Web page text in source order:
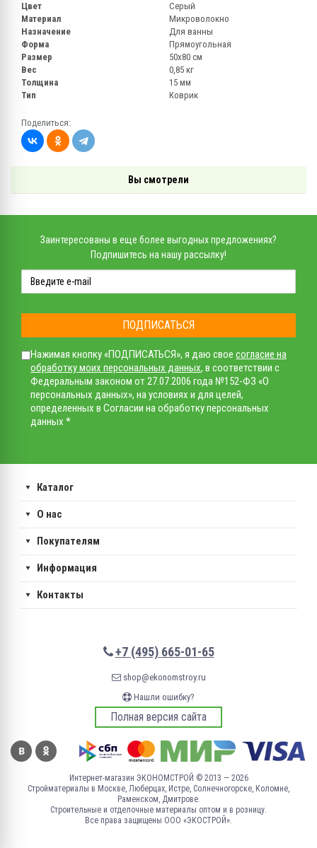
Цвет
Серый
Материал
Микроволокно
Назначение
Для ванны
Форма
Прямоугольная
Размер
50х80 см
Вес
0,85 кг
Толщина
15 мм
Тип
Коврик
Поделиться:
Вы смотрели
Заинтересованы в еще более выгодных предложениях?
Подпишитесь на нашу рассылку!
ПОДПИСАТЬСЯ
Нажимая кнопку «ПОДПИСАТЬСЯ», я даю свое согласие на
обработку моих персональных данных, в соответствии с
Федеральным законом от 27.07.2006 года №152-ФЗ «О
персональных данных», на условиях и для целей,
определенных в Согласии на обработку персональных
данных *
Каталог
О нас
Покупателям
Информация
Контакты
+7 (495) 665-01-65
shop@ekonomstroy.ru
Нашли ошибку?
Полная версия сайта
Интернет-магазин ЭКОНОМСТРОЙ © 2013 — 2026
Стройматериалы в Москве, Люберцах, Истре, Солнечногорске, Коломне,
Раменском, Дмитрове.
Строительные и отделочные материалы оптом и в розницу.
Все права защищены ООО «ЭКОСТРОЙ».